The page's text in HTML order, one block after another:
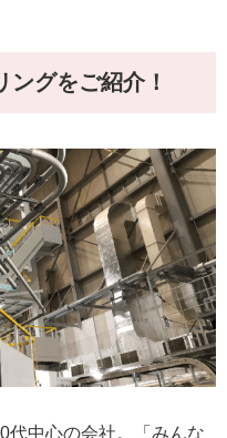
ングをご紹介！
代中心の会社。「みんな